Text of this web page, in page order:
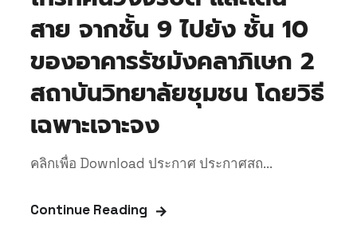
สาย จากชั้น 9 ไปยัง ชั้น 10
ของอาคารรัชมังคลาภิเษก 2
สถาบันวิทยาลัยชุมชน โดยวิธี
เฉพาะเจาะจง
คลิกเพื่อ Download ประกาศ ประกาศสถ...
Continue Reading